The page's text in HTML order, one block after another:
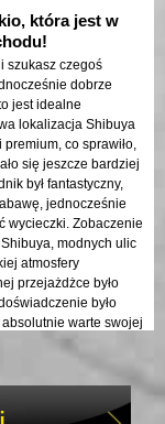
która jest w
szukasz czegoś
dobrze
jest idealne
lokalizacja Shibuya
premium, co sprawiło,
się jeszcze bardziej
był fantastyczny,
jednocześnie
wycieczki. Zobaczenie
modnych ulic
atmosfery
przejażdżce było
było
warte swojej